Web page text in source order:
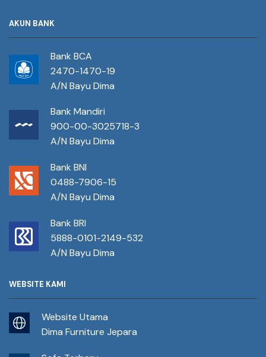
AKUN BANK
Bank BCA
2470-1470-19
A/N Bayu Dima
Bank Mandiri
900-00-3025718-3
A/N Bayu Dima
Bank BNI
0488-7906-15
A/N Bayu Dima
Bank BRI
5888-0101-2149-532
A/N Bayu Dima
WEBSITE KAMI
Website Utama
Dima Furniture Jepara